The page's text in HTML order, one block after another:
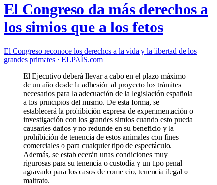
El Congreso da más derechos a
los simios que a los fetos
El Congreso reconoce los derechos a la vida y la libertad de los
grandes primates · ELPAÍS.com
El Ejecutivo deberá llevar a cabo en el plazo máximo
de un año desde la adhesión al proyecto los trámites
necesarios para la adecuación de la legislación española
a los principios del mismo. De esta forma, se
establecerá la prohibición expresa de experimentación o
investigación con los grandes simios cuando esto pueda
causarles daños y no redunde en su beneficio y la
prohibición de tenencia de estos animales con fines
comerciales o para cualquier tipo de espectáculo.
Además, se establecerán unas condiciones muy
rigurosas para su tenencia o custodia y un tipo penal
agravado para los casos de comercio, tenencia ilegal o
maltrato.